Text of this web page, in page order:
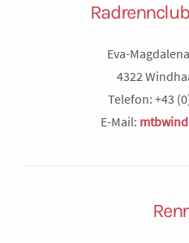
Eva-
4322
Telefon: +43
E-Mail: